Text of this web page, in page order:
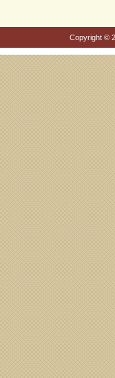
Copyright ©